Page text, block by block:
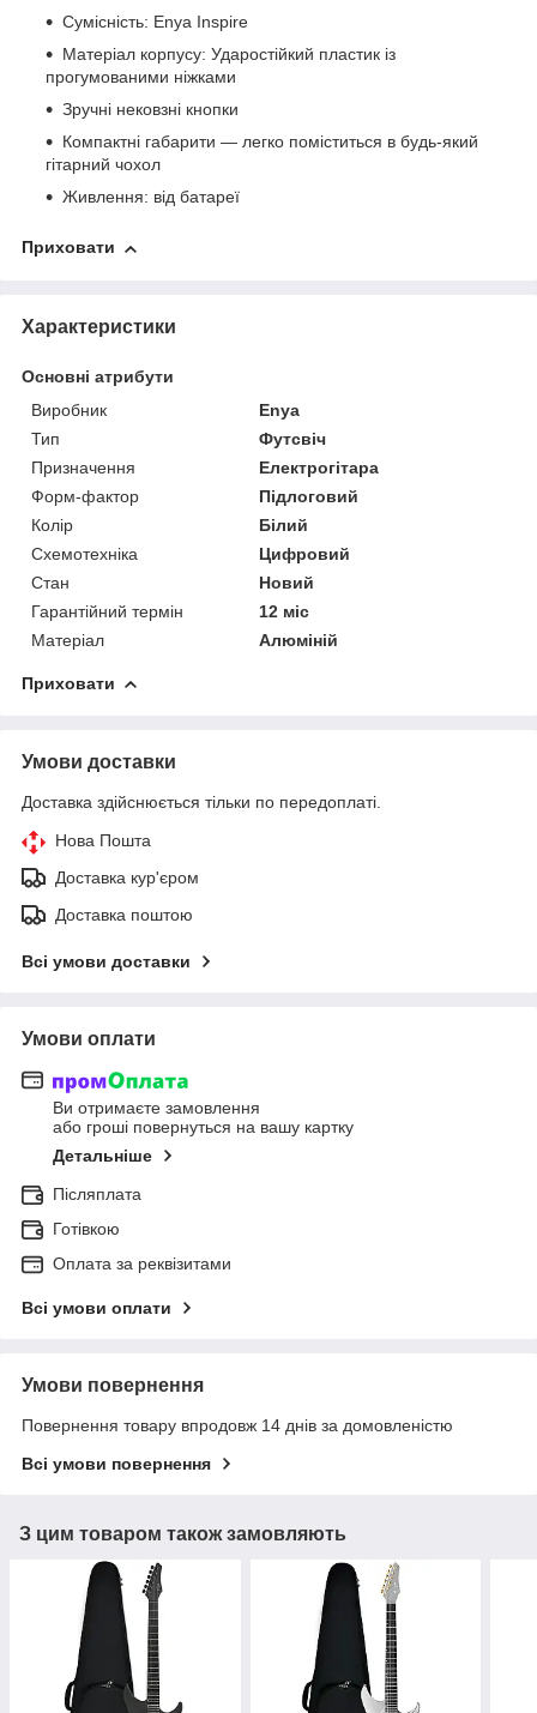
Сумісність: Enya Inspire
Матеріал корпусу: Ударостійкий пластик із
прогумованими ніжками
Зручні нековзні кнопки
Компактні габарити — легко поміститься в будь-який
гітарний чохол
Живлення: від батареї
Приховати
Характеристики
Основні атрибути
Виробник
Enya
Тип
Футсвіч
Призначення
Електрогітара
Форм-фактор
Підлоговий
Колір
Білий
Схемотехніка
Цифровий
Стан
Новий
Гарантійний термін
12 міс
Матеріал
Алюміній
Приховати
Умови доставки
Доставка здійснюється тільки по передоплаті.
Нова Пошта
Доставка кур'єром
Доставка поштою
Всі умови доставки
Умови оплати
Ви отримаєте замовлення
або гроші повернуться на вашу картку
Детальніше
Післяплата
Готівкою
Оплата за реквізитами
Всі умови оплати
Умови повернення
Повернення товару впродовж 14 днів за домовленістю
Всі умови повернення
З цим товаром також замовляють